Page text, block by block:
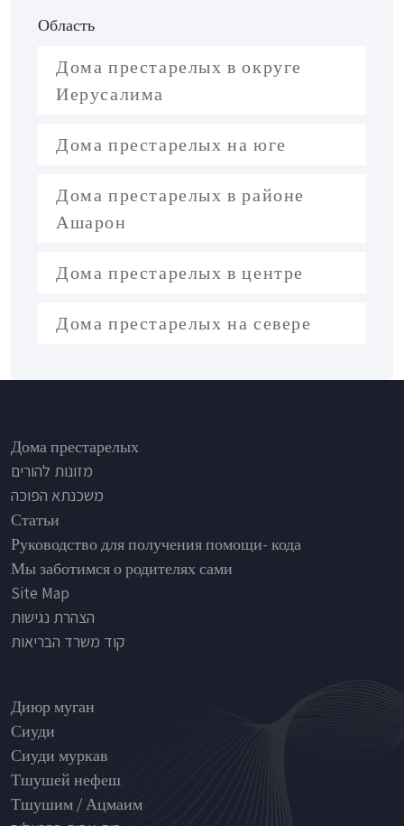
Область
Дома престарелых в округе
Иерусалима
Дома престарелых на юге
Дома престарелых в районе
Ашарон
Дома престарелых в центре
Дома престарелых на севере
Footer
Дома престарелых
מזונות להורים
משכנתא הפוכה
Статьи
Руководство для получения помощи- кода
Мы заботимся о родителях сами
Site Map
הצהרת נגישות
קוד משרד הבריאות
Nursinghouse type
Диюр муган
Сиуди
Сиуди муркав
Тшушей нефеш
Тшушим / Ацмаим